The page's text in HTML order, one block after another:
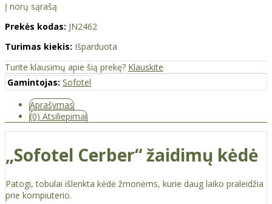
Į norų sąrašą
Prekės kodas: JN2462
Turimas kiekis: Išparduota
Turite klausimų apie šią prekę? Klauskite
Gamintojas: Sofotel
Aprašymas
(0) Atsiliepimai
„Sofotel Cerber“ žaidimų kėdė
Patogi, tobulai išlenkta kėdė žmonėms, kurie daug laiko praleidžia
prie kompiuterio.